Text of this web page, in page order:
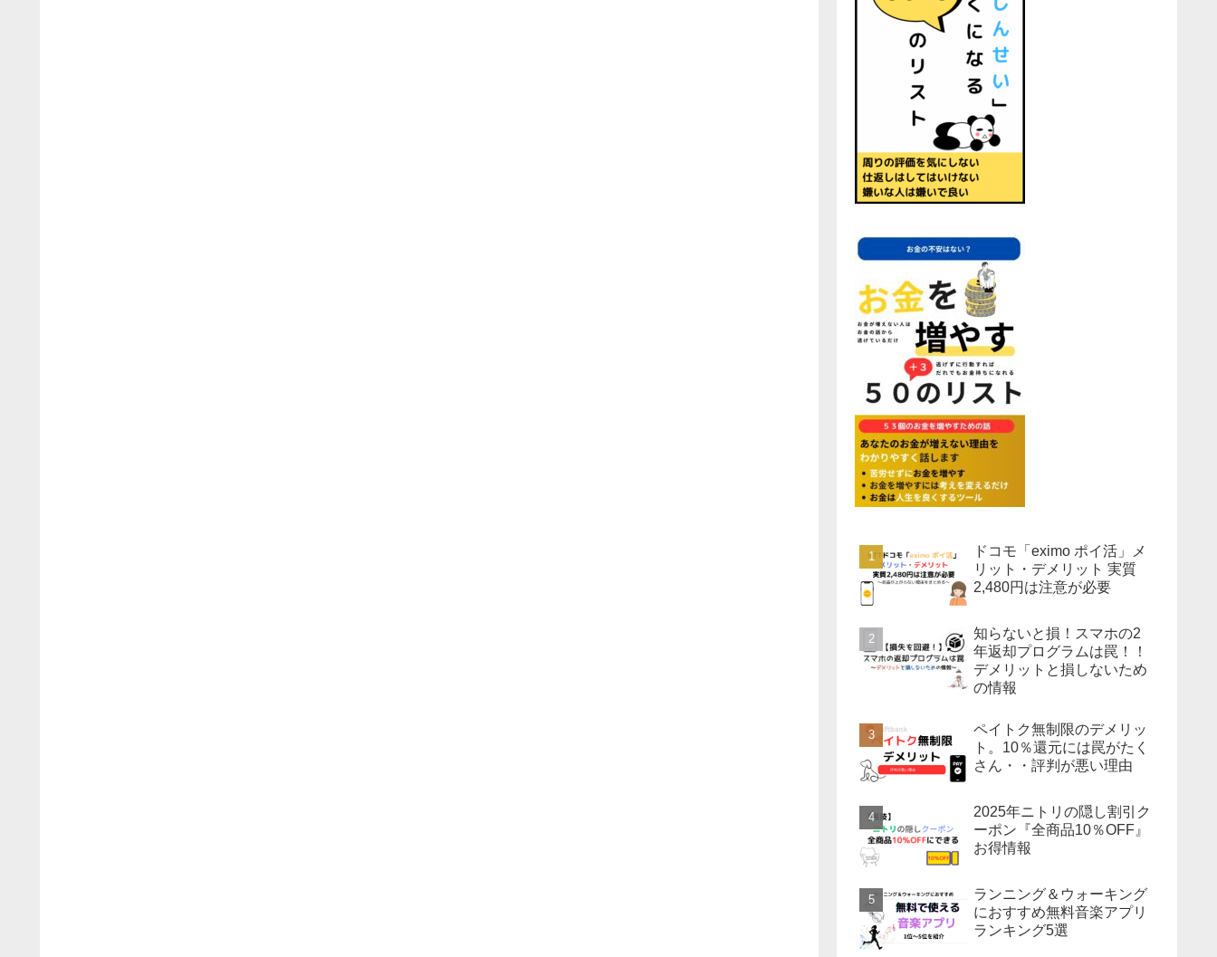
ドコモ「eximo ポイ活」メ
リット・デメリット 実質
2,480円は注意が必要
知らないと損！スマホの2
年返却プログラムは罠！！
デメリットと損しないため
の情報
ペイトク無制限のデメリッ
ト。10％還元には罠がたく
さん・・評判が悪い理由
2025年ニトリの隠し割引ク
ーポン『全商品10％OFF』
お得情報
ランニング＆ウォーキング
におすすめ無料音楽アプリ
ランキング5選